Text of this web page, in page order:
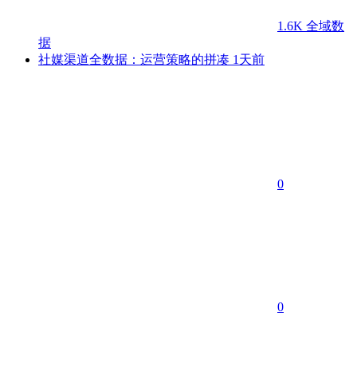
1.6K 全域数
据
社媒渠道全数据：运营策略的拼凑 1天前
0
0